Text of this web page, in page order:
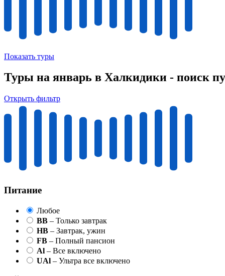
Показать туры
Туры на январь в Халкидики - поиск
Открыть фильтр
Питание
Любое
BB – Только завтрак
HB – Завтрак, ужин
FB – Полный пансион
Al – Все включено
UAl – Ультра все включено